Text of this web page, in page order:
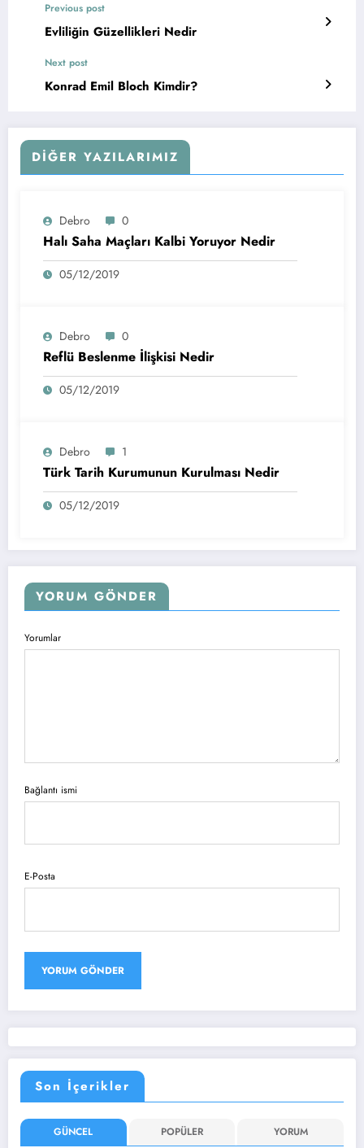
Previous post
Evliliğin Güzellikleri Nedir
Next post
Konrad Emil Bloch Kimdir?
DIĞER YAZILARIMIZ
Debro 0
Halı Saha Maçları Kalbi Yoruyor Nedir
05/12/2019
Debro 0
Reflü Beslenme İlişkisi Nedir
05/12/2019
Debro 1
Türk Tarih Kurumunun Kurulması Nedir
05/12/2019
YORUM GÖNDER
Yorumlar
Bağlantı ismi
E-Posta
Son İçerikler
GÜNCEL POPÜLER YORUM